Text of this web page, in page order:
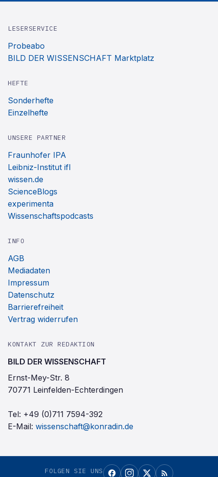
LESERSERVICE
Probeabo
BILD DER WISSENSCHAFT Marktplatz
HEFTE
Sonderhefte
Einzelhefte
UNSERE PARTNER
Fraunhofer IPA
Leibniz-Institut ifl
wissen.de
ScienceBlogs
experimenta
Wissenschaftspodcasts
INFO
AGB
Mediadaten
Impressum
Datenschutz
Barrierefreiheit
Vertrag widerrufen
KONTAKT ZUR REDAKTION
BILD DER WISSENSCHAFT
Ernst-Mey-Str. 8
70771 Leinfelden-Echterdingen
Tel: +49 (0)711 7594-392
E-Mail: wissenschaft@konradin.de
FOLGEN SIE UNS